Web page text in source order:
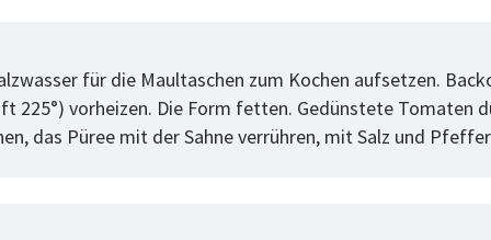
für die Maultaschen zum Kochen aufsetzen.
225°) vorheizen. Die Form fetten. Gedünstete Tomaten
das Püree mit der Sahne verrühren, mit Salz und